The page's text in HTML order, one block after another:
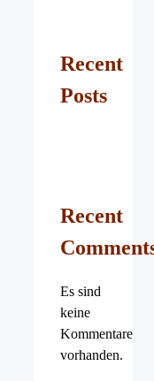
Recent
Posts
Recent
Es sind
keine
Kommentare
vorhanden.